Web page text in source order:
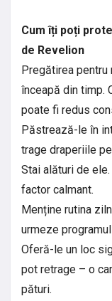
Cum îți poți
de Revelion
Pregătirea pentru
înceapă din timp.
poate fi redus
Păstrează-le în
trage draperiile
Stai alături de
factor calmant.
Menține rutina
urmeze
Oferă-le un loc
pot retrage – o
pături.